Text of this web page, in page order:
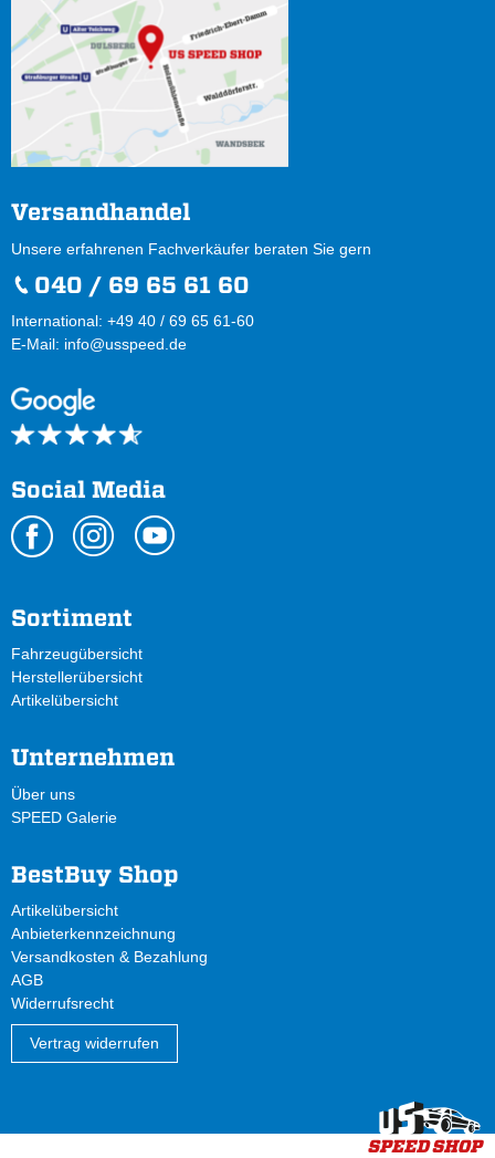
Versandhandel
Unsere erfahrenen Fachverkäufer beraten Sie gern
040 / 69 65 61 60
International: +49 40 / 69 65 61-60
E-Mail: info@usspeed.de
Social Media
Sortiment
Fahrzeugübersicht
Herstellerübersicht
Artikelübersicht
Unternehmen
Über uns
SPEED Galerie
BestBuy Shop
Artikelübersicht
Anbieterkennzeichnung
Versandkosten & Bezahlung
AGB
Widerrufsrecht
Vertrag widerrufen